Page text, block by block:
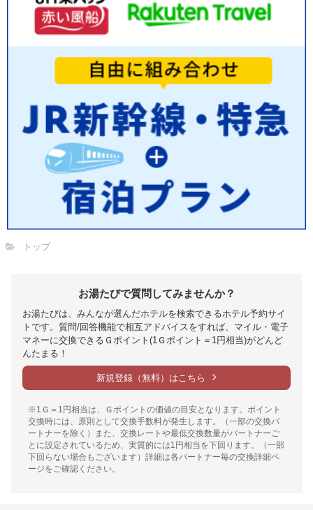
トップ
お湯たびで質問してみませんか？
お湯たびは、みんなが選んだホテルを検索できるホテル予約サイ
トです。質問/回答機能で相互アドバイスをすれば、マイル・電子
マネーに交換できるＧポイント(1Ｇポイント＝1円相当)がどんど
んたまる！
新規登録（無料）はこちら
※1Ｇ＝1円相当は、Ｇポイントの価値の目安となります。ポイント
交換時には、原則として交換手数料が発生します。（一部の交換パ
ートナーを除く）また、交換レートや最低交換数量がパートナーご
とに設定されているため、実質的には1円相当を下回ります。（一部
下回らない場合もございます）詳細は各パートナー毎の交換詳細ペ
ージをご確認ください。